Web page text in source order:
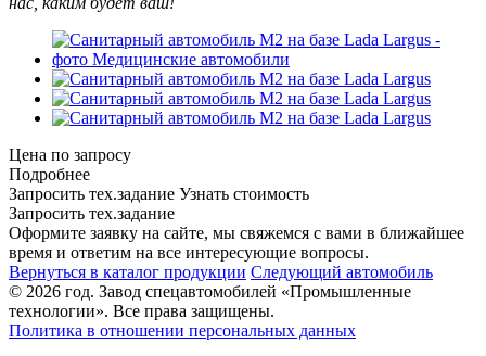
Цена по запросу
Подробнее
Запросить тех.задание Узнать стоимость
Запросить тех.задание
Оформите заявку на сайте, мы свяжемся с вами в ближайшее
время и ответим на все интересующие вопросы.
Вернуться в каталог продукции Следующий автомобиль
© 2026 год. Завод спецавтомобилей «Промышленные
технологии». Все права защищены.
Политика в отношении персональных данных